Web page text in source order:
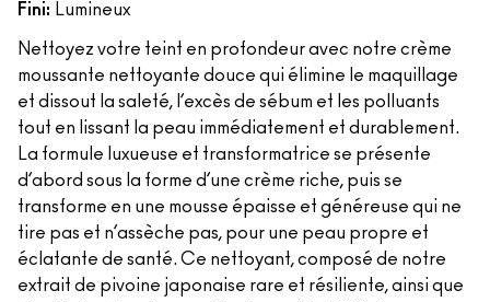
Fini: Lumineux
Nettoyez votre teint en profondeur avec notre crème
moussante nettoyante douce qui élimine le maquillage
et dissout la saleté, l’excès de sébum et les polluants
tout en lissant la peau immédiatement et durablement.
La formule luxueuse et transformatrice se présente
d’abord sous la forme d’une crème riche, puis se
transforme en une mousse épaisse et généreuse qui ne
tire pas et n’assèche pas, pour une peau propre et
éclatante de santé. Ce nettoyant, composé de notre
extrait de pivoine japonaise rare et résiliente, ainsi que